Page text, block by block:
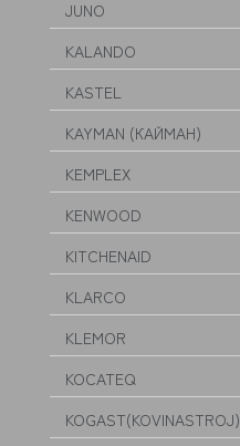
JUNO
KALANDO
KASTEL
KAYMAN (КАЙМАН)
KEMPLEX
KENWOOD
KITCHENAID
KLARCO
KLEMOR
KOCATEQ
KOGAST(KOVINASTROJ)